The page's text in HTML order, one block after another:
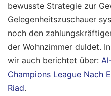
bewusste Strategie zur
Gelegenheitszuschauer
noch den
der Wohnzimmer duldet.
wir auch berichtet über:
Champions League Nach
Riad.